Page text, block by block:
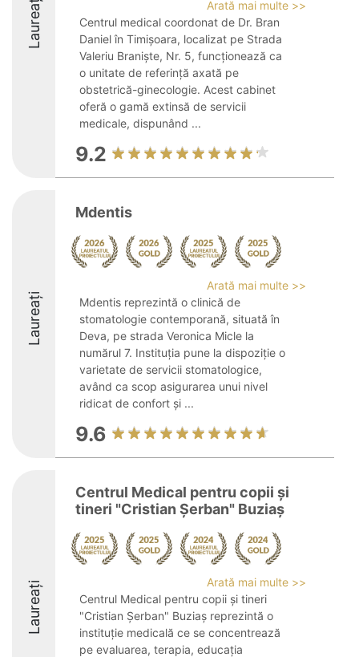
Laureați
Arată mai multe >>
Centrul medical coordonat de Dr. Bran
Daniel în Timișoara, localizat pe Strada
Valeriu Braniște, Nr. 5, funcționează ca
o unitate de referință axată pe
obstetrică-ginecologie. Acest cabinet
oferă o gamă extinsă de servicii
medicale, dispunând ...
9.2
Laureați
Mdentis
Arată mai multe >>
Mdentis reprezintă o clinică de
stomatologie contemporană, situată în
Deva, pe strada Veronica Micle la
numărul 7. Instituția pune la dispoziție o
varietate de servicii stomatologice,
având ca scop asigurarea unui nivel
ridicat de confort și ...
9.6
Laureați
Centrul Medical pentru copii şi
tineri "Cristian Şerban" Buziaş
Arată mai multe >>
Centrul Medical pentru copii și tineri
"Cristian Șerban" Buziaș reprezintă o
instituție medicală ce se concentrează
pe evaluarea, terapia, educația